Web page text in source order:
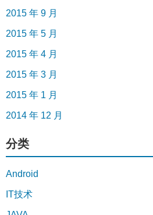
2015 年 9 月
2015 年 5 月
2015 年 4 月
2015 年 3 月
2015 年 1 月
2014 年 12 月
分类
Android
IT技术